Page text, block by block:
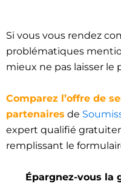
Si vous vous rendez
problématiques
mieux ne pas laisser le
Comparez l’offre de
partenaires de
expert qualifié
remplissant le
Épargnez-vous la